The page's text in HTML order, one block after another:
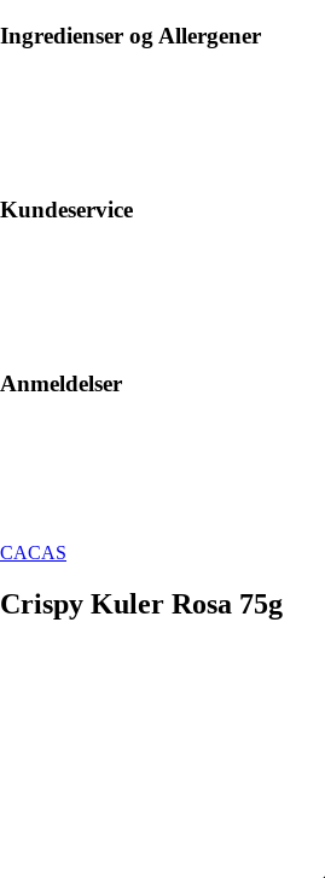
Ingredienser og Allergener
Kundeservice
Anmeldelser
CACAS
Crispy Kuler Rosa 75g